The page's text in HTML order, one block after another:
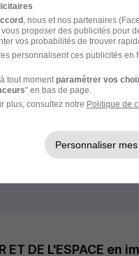
recrutement
peuvent varier
2 ans d'études à
rémunérée dans
ET DE L'ESPACE en
, nous et nos partenaires
proposer des publicités pour
vos probabilités de trouver
personnalisent ces publicités en
tout moment paramétrer vos
" en bas de page.
plus, consultez notre Politique de
Personnaliser